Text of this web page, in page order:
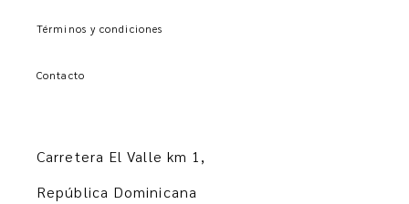
Términos y condiciones
Contacto
Carretera El Valle km 1,
República Dominicana